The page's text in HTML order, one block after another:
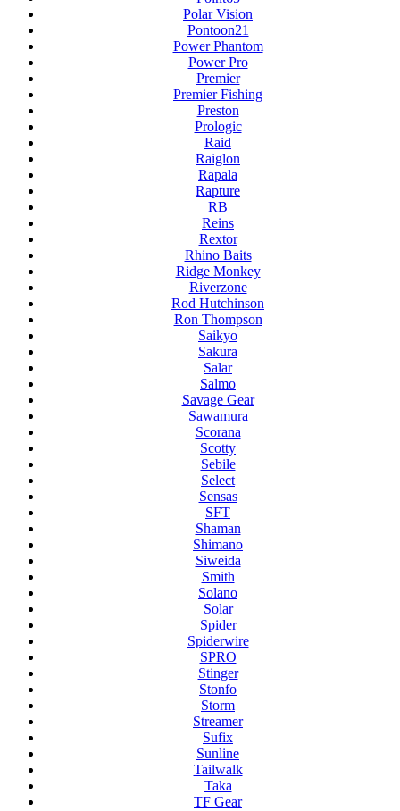
Polar Vision
Pontoon21
Power Phantom
Power Pro
Premier
Premier Fishing
Preston
Prologic
Raid
Raiglon
Rapala
Rapture
RB
Reins
Rextor
Rhino Baits
Ridge Monkey
Riverzone
Rod Hutchinson
Ron Thompson
Saikyo
Sakura
Salar
Salmo
Savage Gear
Sawamura
Scorana
Scotty
Sebile
Select
Sensas
SFT
Shaman
Shimano
Siweida
Smith
Solano
Solar
Spider
Spiderwire
SPRO
Stinger
Stonfo
Storm
Streamer
Sufix
Sunline
Tailwalk
Taka
TF Gear